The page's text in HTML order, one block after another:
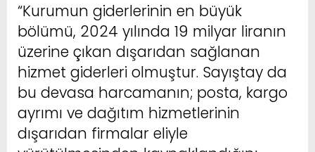
“Kurumun giderlerinin en büyük
bölümü, 2024 yılında 19 milyar liranın
üzerine çıkan dışarıdan sağlanan
hizmet giderleri olmuştur. Sayıştay da
bu devasa harcamanın; posta, kargo
ayrımı ve dağıtım hizmetlerinin
dışarıdan firmalar eliyle